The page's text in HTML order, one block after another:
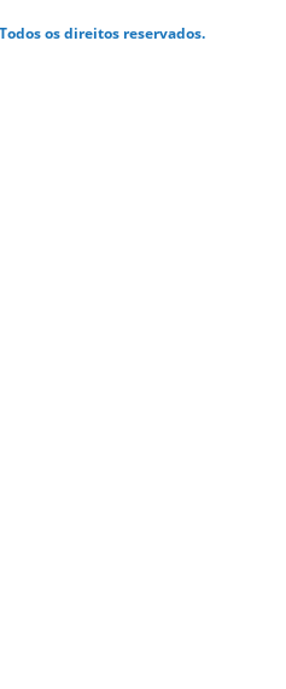
os direitos reservados.